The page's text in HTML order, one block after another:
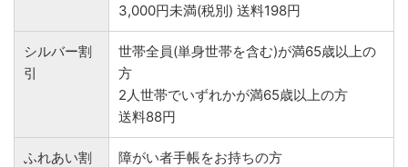
3,000円未満(税別) 送料198円
シルバー割
引
世帯全員(単身世帯を含む)が満65歳以上の
方
2人世帯でいずれかが満65歳以上の方
送料88円
ふれあい割
障がい者手帳をお持ちの方